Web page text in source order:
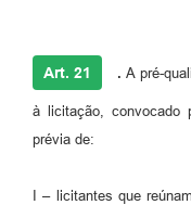
Art. 21 . A pré-
à licitação, convocado
prévia de:
I – licitantes que